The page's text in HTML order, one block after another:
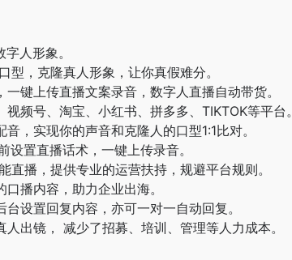
人形象。
，克隆真人形象，让你真假难分。
键上传直播文案录音，数字人直播自动带货。
频号、淘宝、小红书、拼多多、TIKTOK等平台。
，实现你的声音和克隆人的口型1:1比对。
置直播话术，一键上传录音。
播，提供专业的运营扶持，规避平台规则。
播内容，助力企业出海。
设置回复内容，亦可一对一自动回复。
出镜， 减少了招募、培训、管理等人力成本。